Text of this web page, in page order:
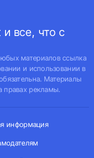
все, что с
материалов ссылка
и использовании в
Материалы
правах рекламы.
информация